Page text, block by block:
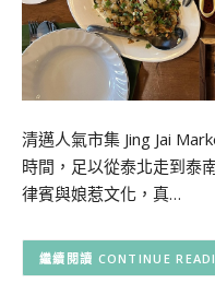
清邁人氣市集 Jing Jai
時間，足以從泰北走到泰
律賓與娘惹文化，真…
CONTINUE